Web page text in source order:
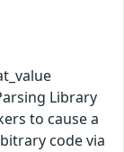
Library
to cause a
code via